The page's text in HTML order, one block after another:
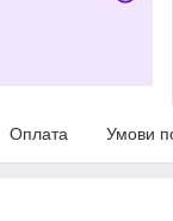
Оплата Умови